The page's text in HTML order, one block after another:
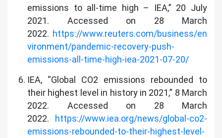
emissions to all-time high – IEA,” 20 July
2021. Accessed on 28 March
2022. https://www.reuters.com/business/en
vironment/pandemic-recovery-push-
emissions-all-time-high-iea-2021-07-20/
IEA, “Global CO2 emissions rebounded to
their highest level in history in 2021,” 8 March
2022. Accessed on 28 March
2022. https://www.iea.org/news/global-co2-
emissions-rebounded-to-their-highest-level-